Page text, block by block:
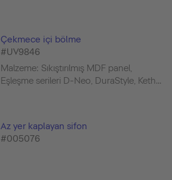
Çekmece içi bölme
#UV9846
Malzeme: Sıkıştırılmış MDF panel,
Eşleşme serileri D-Neo, DuraStyle, Keth...
Az yer kaplayan sifon
#005076